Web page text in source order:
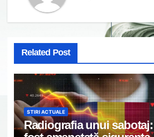
Related Post
STIRI ACTUALE
Radiografia unui